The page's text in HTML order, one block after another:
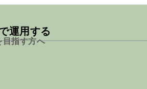
運用する
目指す方へ